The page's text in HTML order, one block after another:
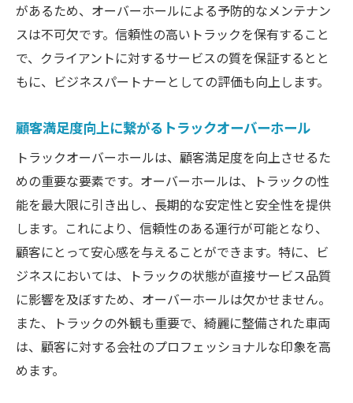
があるため、オーバーホールによる予防的なメンテナン
スは不可欠です。信頼性の高いトラックを保有すること
で、クライアントに対するサービスの質を保証するとと
もに、ビジネスパートナーとしての評価も向上します。
顧客満足度向上に繋がるトラックオーバーホール
トラックオーバーホールは、顧客満足度を向上させるた
めの重要な要素です。オーバーホールは、トラックの性
能を最大限に引き出し、長期的な安定性と安全性を提供
します。これにより、信頼性のある運行が可能となり、
顧客にとって安心感を与えることができます。特に、ビ
ジネスにおいては、トラックの状態が直接サービス品質
に影響を及ぼすため、オーバーホールは欠かせません。
また、トラックの外観も重要で、綺麗に整備された車両
は、顧客に対する会社のプロフェッショナルな印象を高
めます。